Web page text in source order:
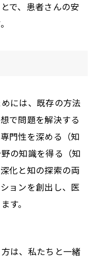
で、患者さんの安
には、既存の方法
で問題を解決する
門性を深める（知
の知識を得る（知
化と知の探索の両
ョンを創出し、医
す。
は、私たちと一緒